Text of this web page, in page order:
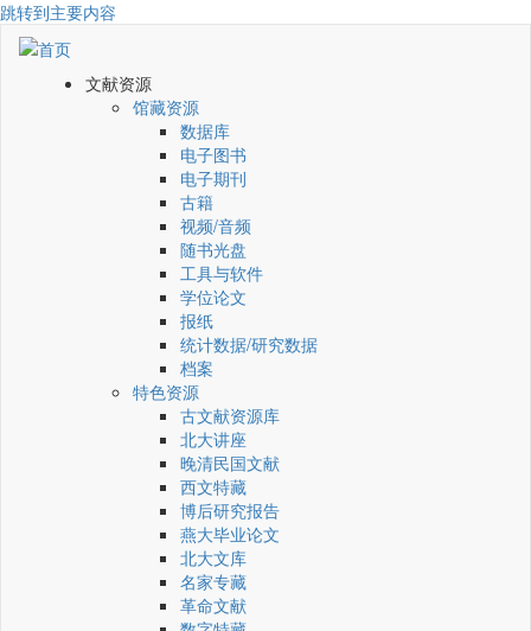
跳转到主要内容
文献资源
馆藏资源
数据库
电子图书
电子期刊
古籍
视频/音频
随书光盘
工具与软件
学位论文
报纸
统计数据/研究数据
档案
特色资源
古文献资源库
北大讲座
晚清民国文献
西文特藏
博后研究报告
燕大毕业论文
北大文库
名家专藏
革命文献